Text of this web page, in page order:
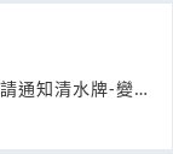
通知清水牌-變頻